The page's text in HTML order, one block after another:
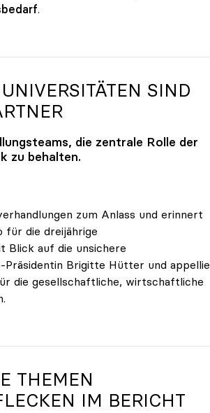
.
SIND
die zentrale Rolle der
zu behalten.
zum Anlass und erinnert
für die dreijährige
Blick auf die unsichere
Präsidentin Brigitte Hütter und
die gesellschaftliche, wirtschaftliche
THEMEN
IM BERICHT